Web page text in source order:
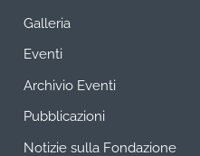
Galleria
Eventi
Archivio Eventi
Pubblicazioni
Notizie sulla Fondazione